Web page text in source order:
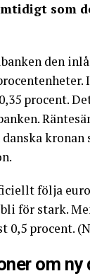
som
den
procent.
följa
för stark.
procent.
om